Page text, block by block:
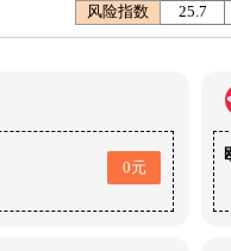
风险指数
25.7
0元